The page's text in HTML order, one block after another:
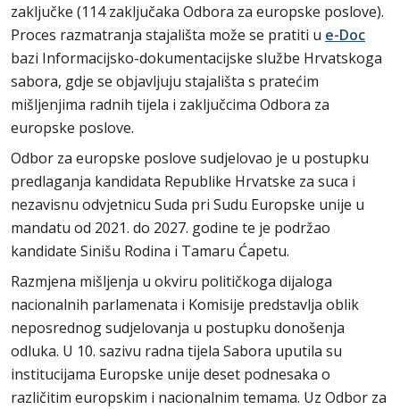
zaključke (114 zaključaka Odbora za europske poslove).
Proces razmatranja stajališta može se pratiti u e-Doc
bazi Informacijsko-dokumentacijske službe Hrvatskoga
sabora, gdje se objavljuju stajališta s pratećim
mišljenjima radnih tijela i zaključcima Odbora za
europske poslove.
Odbor za europske poslove sudjelovao je u postupku
predlaganja kandidata Republike Hrvatske za suca i
nezavisnu odvjetnicu Suda pri Sudu Europske unije u
mandatu od 2021. do 2027. godine te je podržao
kandidate Sinišu Rodina i Tamaru Ćapetu.
Razmjena mišljenja u okviru političkoga dijaloga
nacionalnih parlamenata i Komisije predstavlja oblik
neposrednog sudjelovanja u postupku donošenja
odluka. U 10. sazivu radna tijela Sabora uputila su
institucijama Europske unije deset podnesaka o
različitim europskim i nacionalnim temama. Uz Odbor za